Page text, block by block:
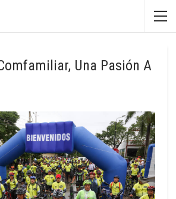
Una Pasión A